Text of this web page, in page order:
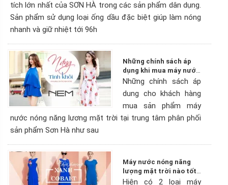
tích lớn nhất của SƠN HÀ trong các sản phẩm dân dụng.
Sản phẩm sử dụng loại ống dầu đặc biệt giúp làm nóng
nhanh và giữ nhiệt tới 96h
Những chính sách áp
dụng khi mua máy nước
nóng
Những chính sách áp
dung cho khách hàng
mua sản phẩm máy
nước nóng năng lương mặt trời tại trung tâm phân phối
sản phẩm Sơn Hà như sau
Máy nước nóng năng
lượng mặt trời nào tốt
?
Hiện có 2 lọai máy